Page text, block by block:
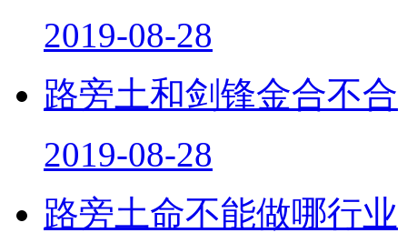
2019-08-28
路旁土和剑锋金合不合
2019-08-28
路旁土命不能做哪行业